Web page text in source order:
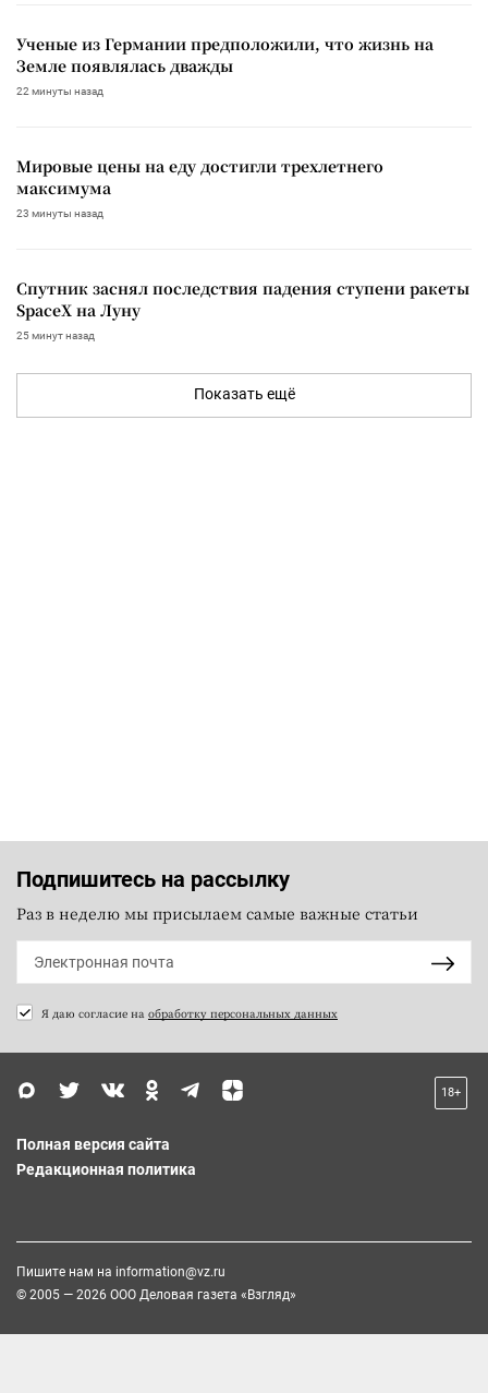
Ученые из Германии предположили, что жизнь на
Земле появлялась дважды
22 минуты назад
Мировые цены на еду достигли трехлетнего
максимума
23 минуты назад
Спутник заснял последствия падения ступени ракеты
SpaceX на Луну
25 минут назад
Показать ещё
Подпишитесь на рассылку
Раз в неделю мы присылаем самые важные статьи
Я даю согласие на обработку персональных данных
18+
Полная версия сайта
Редакционная политика
Пишите нам на information@vz.ru
© 2005 — 2026 ООО Деловая газета «Взгляд»